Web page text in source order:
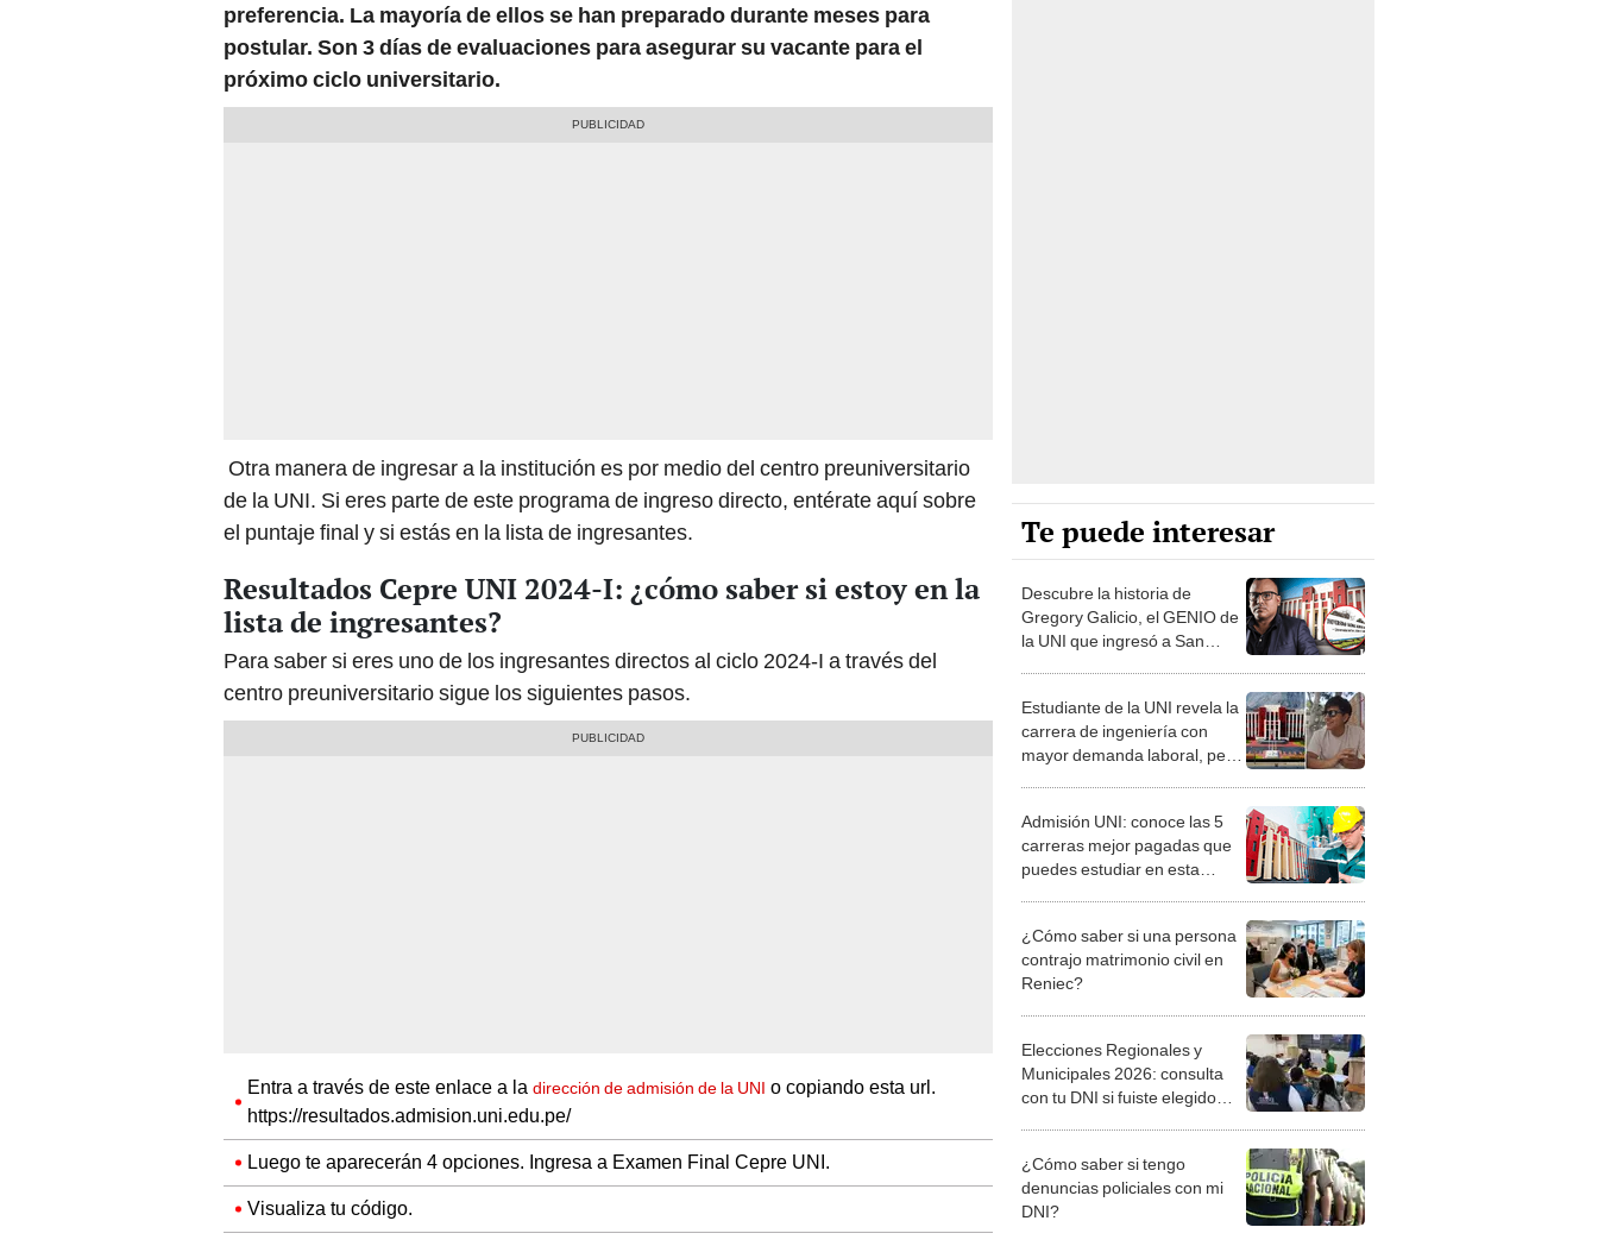
preferencia. La mayoría de ellos se han preparado durante meses para
postular. Son 3 días de evaluaciones para asegurar su vacante para el
próximo ciclo universitario.
Otra manera de ingresar a la institución es por medio del centro preuniversitario
de la UNI. Si eres parte de este programa de ingreso directo, entérate aquí sobre
el puntaje final y si estás en la lista de ingresantes.
Resultados Cepre UNI 2024-I: ¿cómo saber si estoy en la
lista de ingresantes?
Para saber si eres uno de los ingresantes directos al ciclo 2024-I a través del
centro preuniversitario sigue los siguientes pasos.
Entra a través de este enlace a la dirección de admisión de la UNI o copiando esta url.
https://resultados.admision.uni.edu.pe/
Luego te aparecerán 4 opciones. Ingresa a Examen Final Cepre UNI.
Visualiza tu código.
Te puede interesar
Descubre la historia de
Gregory Galicio, el GENIO de
la UNI que ingresó a San
Estudiante de la UNI revela la
carrera de ingeniería con
mayor demanda laboral, pero
Admisión UNI: conoce las 5
carreras mejor pagadas que
puedes estudiar en esta
¿Cómo saber si una persona
contrajo matrimonio civil en
Reniec?
Elecciones Regionales y
Municipales 2026: consulta
con tu DNI si fuiste elegido
la ONPE
¿Cómo saber si tengo
denuncias policiales con mi
DNI?